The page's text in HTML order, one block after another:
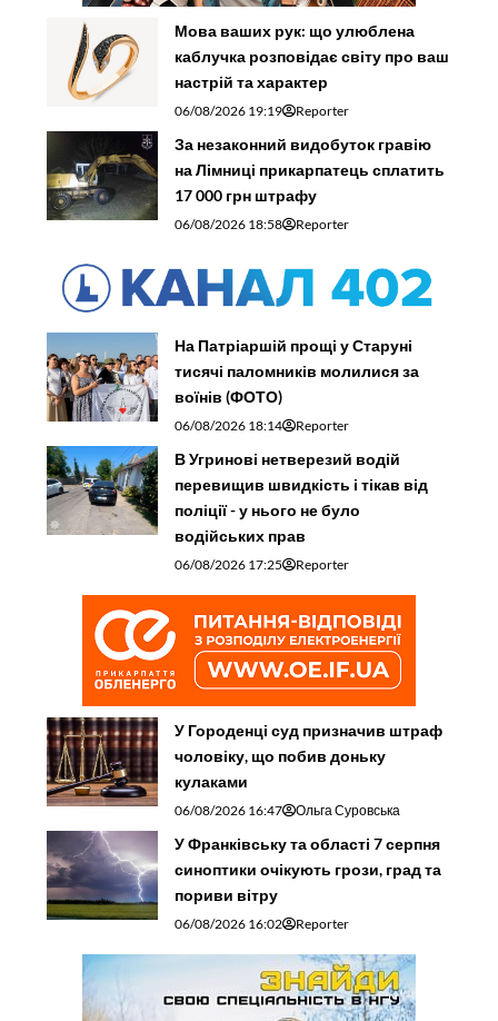
Мова ваших рук: що улюблена
каблучка розповідає світу про ваш
настрій та характер
06/08/2026 19:19 Reporter
За незаконний видобуток гравію
на Лімниці прикарпатець сплатить
17 000 грн штрафу
06/08/2026 18:58 Reporter
На Патріаршій прощі у Старуні
тисячі паломників молилися за
воїнів (ФОТО)
06/08/2026 18:14 Reporter
В Угринові нетверезий водій
перевищив швидкість і тікав від
поліції - у нього не було
водійських прав
06/08/2026 17:25 Reporter
У Городенці суд призначив штраф
чоловіку, що побив доньку
кулаками
06/08/2026 16:47 Ольга Суровська
У Франківську та області 7 серпня
синоптики очікують грози, град та
пориви вітру
06/08/2026 16:02 Reporter